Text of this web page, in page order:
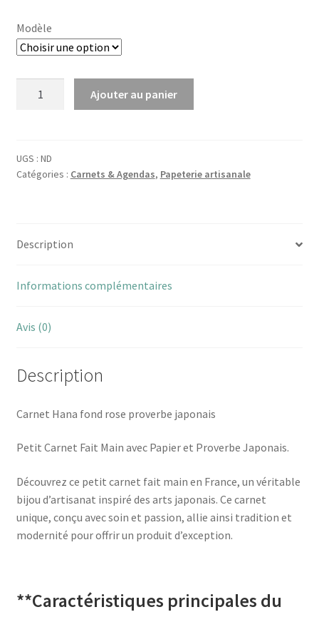
Modèle
fond
rose
Ajouter au panier
UGS : ND
Catégories : Carnets & Agendas, Papeterie artisanale
Description
Informations complémentaires
Avis (0)
Description
Carnet Hana fond rose proverbe japonais
Petit Carnet Fait Main avec Papier et Proverbe Japonais.
Découvrez ce petit carnet fait main en France, un véritable
bijou d’artisanat inspiré des arts japonais. Ce carnet
unique, conçu avec soin et passion, allie ainsi tradition et
modernité pour offrir un produit d’exception.
**Caractéristiques principales du